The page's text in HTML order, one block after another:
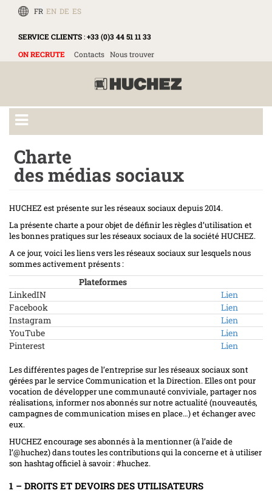
FR EN DE ES
SERVICE CLIENTS:+33 (0)3 44 51 11 33
ON RECRUTE
Contacts Nous trouver
Charte
des médias sociaux
HUCHEZ est présente sur les réseaux sociaux depuis 2014.
La présente charte a pour objet de définir les règles d’utilisation et
les bonnes pratiques sur les réseaux sociaux de la société HUCHEZ.
A ce jour, voici les liens vers les réseaux sociaux sur lesquels nous
sommes activement présents :
Plateformes
LinkedIN
Lien
Facebook
Lien
Instagram
Lien
YouTube
Lien
Pinterest
Lien
Les différentes pages de l’entreprise sur les réseaux sociaux sont
gérées par le service Communication et la Direction. Elles ont pour
vocation de développer une communauté conviviale, partager nos
réalisations, informer nos abonnés sur notre actualité (nouveautés,
campagnes de communication mises en place…) et échanger avec
eux.
HUCHEZ encourage ses abonnés à la mentionner (à l’aide de
l’@huchez) dans toutes les contributions qui la concerne et à utiliser
son hashtag officiel à savoir : #huchez.
1 – DROITS ET DEVOIRS DES UTILISATEURS